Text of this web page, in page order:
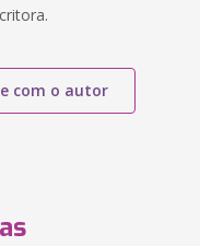
com o autor